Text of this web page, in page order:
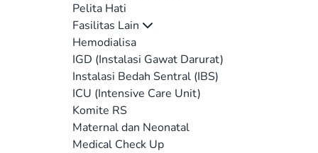
Pelita Hati
Fasilitas Lain
Hemodialisa
IGD (Instalasi Gawat Darurat)
Instalasi Bedah Sentral (IBS)
ICU (Intensive Care Unit)
Komite RS
Maternal dan Neonatal
Medical Check Up